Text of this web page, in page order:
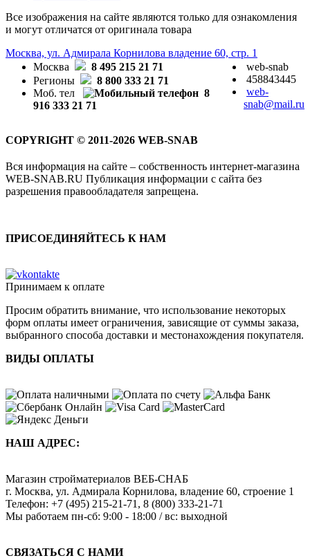
Все изображения на сайте являются только для ознакомления
и могут отличатся от оригинала товара
Москва, ул. Адмирала Корнилова владение 60, стр. 1
Москва
8 495 215 21 71
Регионы
8 800 333 21 71
Моб. тел
8
916 333 21 71
web-snab
458843445
web-
snab@mail.ru
COPYRIGHT © 2011-2026 WEB-SNAB
Вся информация на сайте – собственность интернет-магазина
WEB-SNAB.RU Публикация информации с сайта без
разрешения правообладателя запрещена.
ПРИСОЕДИНЯЙТЕСЬ К НАМ
Принимаем к оплате
Просим обратить внимание, что использование некоторых
форм оплаты имеет ограничения, зависящие от суммы заказа,
выбранного способа доставки и местонахождения покупателя.
ВИДЫ ОПЛАТЫ
НАШ АДРЕС:
Магазин стройматериалов ВЕБ-СНАБ
г. Москва, ул. Адмирала Корнилова, владение 60, строение 1
Телефон: +7 (495) 215-21-71 , 8 (800) 333-21-71
Мы работаем пн-сб: 9:00 - 18:00 / вс: выходной
СВЯЗАТЬСЯ С НАМИ